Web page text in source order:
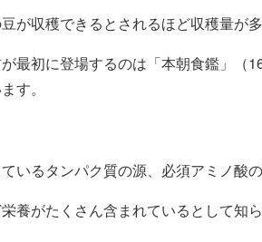
が収穫できるとされるほど収穫量が
最初に登場するのは「本朝食鑑」（
す。
いるタンパク質の源、必須アミノ酸の
養がたくさん含まれているとして知